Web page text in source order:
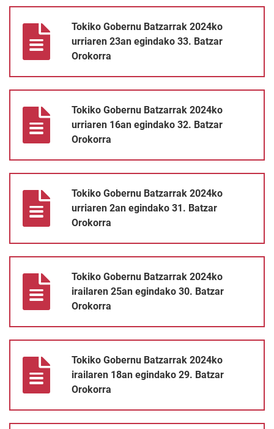
Tokiko Gobernu Batzarrak 2024ko
urriaren 23an egindako 33. Batzar
Orokorra
Tokiko Gobernu Batzarrak 2024ko
urriaren 16an egindako 32. Batzar
Orokorra
Tokiko Gobernu Batzarrak 2024ko
urriaren 2an egindako 31. Batzar
Orokorra
Tokiko Gobernu Batzarrak 2024ko
irailaren 25an egindako 30. Batzar
Orokorra
Tokiko Gobernu Batzarrak 2024ko
irailaren 18an egindako 29. Batzar
Orokorra